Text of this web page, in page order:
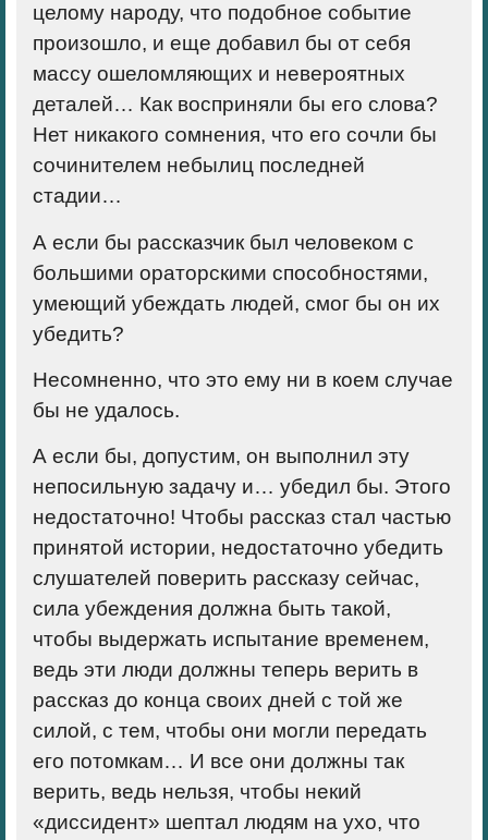
целому народу, что подобное событие
произошло, и еще добавил бы от себя
массу ошеломляющих и невероятных
деталей… Как восприняли бы его слова?
Нет никакого сомнения, что его сочли бы
сочинителем небылиц последней
стадии…
А если бы рассказчик был человеком с
большими ораторскими способностями,
умеющий убеждать людей, смог бы он их
убедить?
Несомненно, что это ему ни в коем случае
бы не удалось.
А если бы, допустим, он выполнил эту
непосильную задачу и… убедил бы. Этого
недостаточно! Чтобы рассказ стал частью
принятой истории, недостаточно убедить
слушателей поверить рассказу сейчас,
сила убеждения должна быть такой,
чтобы выдержать испытание временем,
ведь эти люди должны теперь верить в
рассказ до конца своих дней с той же
силой, с тем, чтобы они могли передать
его потомкам… И все они должны так
верить, ведь нельзя, чтобы некий
«диссидент» шептал людям на ухо, что